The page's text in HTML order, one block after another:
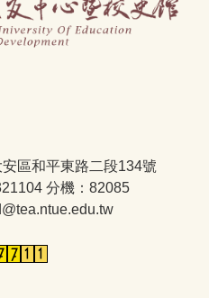
區和平東路二段134號
分機：82085